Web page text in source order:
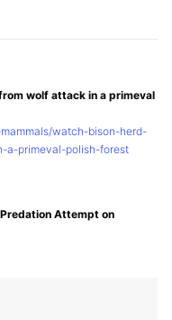
wolf attack in a primeval
watch-bison-herd-
a-primeval-polish-forest
Attempt on